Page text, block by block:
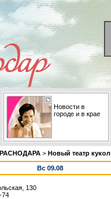
Новости в
городе и в крае
> Новый театр кукол
Вс 09.08
130
74